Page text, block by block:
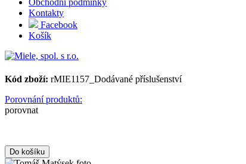
Kontakty
Facebook
Košík
Kód zboží: rMIE1157_Dodávané příslušenství
Porovnání produktů:
porovnat